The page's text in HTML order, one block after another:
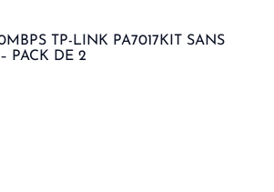
TP-LINK PA7017KIT SANS
PACK DE 2